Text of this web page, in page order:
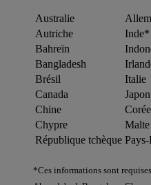
Australie
Autriche
Inde*
Bahreïn
Bangladesh
Brésil
Italie
Canada
Japon
Chine
Corée
Chypre
Malte
République tchèque
*Ces informations sont